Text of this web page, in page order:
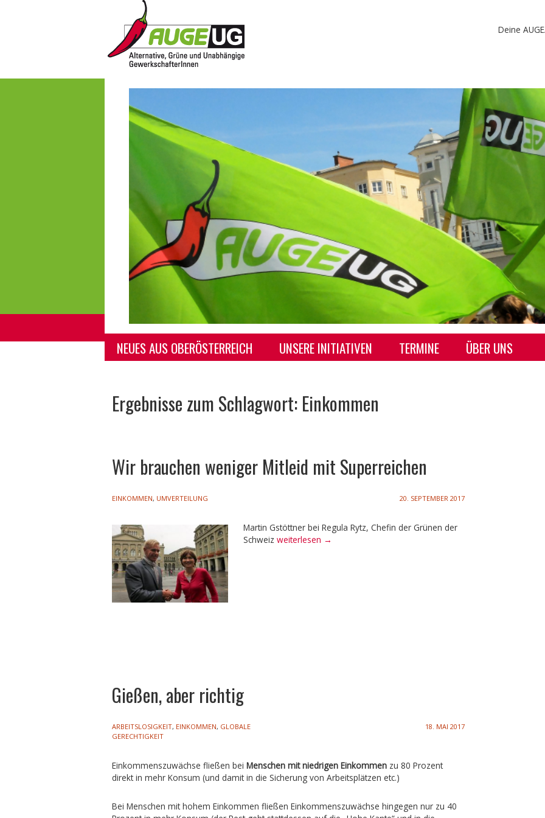
Deine
NEUES AUS OBERÖSTERREICH UNSERE INITIATIVEN TERMINE
ÜBER UNS
Ergebnisse zum Schlagwort: Einkommen
Wir brauchen weniger Mitleid mit Superreichen
EINKOMMEN, UMVERTEILUNG 20. SEPTEMBER 2017
Martin Gstöttner bei Regula Rytz, Chefin der Grünen der
SchweizWir brauchen weniger Mitleid mit Superreichen
weiterlesen →
Gießen, aber richtig
ARBEITSLOSIGKEIT, EINKOMMEN, GLOBALE
GERECHTIGKEIT
18. MAI 2017
Einkommenszuwächse fließen bei Menschen mit niedrigen Einkommen zu 80 Prozent
direkt in mehr Konsum (und damit in die Sicherung von Arbeitsplätzen etc.)
Bei Menschen mit hohem Einkommen fließen Einkommenszuwächse hingegen nur zu 40